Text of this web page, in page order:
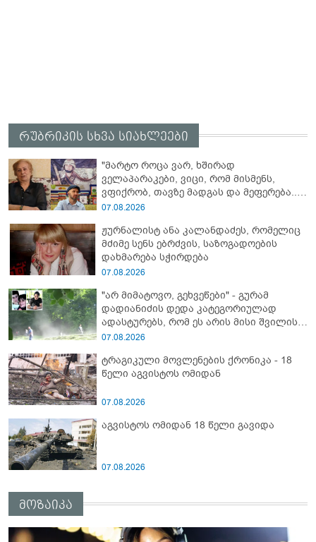
რუბრიკის სხვა სიახლეები
"მარტო როცა ვარ, ხშირად
ველაპარაკები, ვიცი, რომ მისმენს,
ვფიქრობ, თავზე მადგას და მეფერება...“
- გიორგი კეკელიძე გმირი ანწუხელიძის
მონათხრობს აქვეყნებს
07.08.2026
ჟურნალისტ ანა კალანდაძეს, რომელიც
მძიმე სენს ებრძვის, საზოგადოების
დახმარება სჭირდება
07.08.2026
"არ მიმატოვო, გეხვეწები" - გუ­რა­მ
დადიანიძის დედა კა­ტე­გო­რი­უ­ლად
ადას­ტუ­რებს, რომ ეს არის მისი შვი­ლის
ხმა
07.08.2026
ტრაგიკული მოვლენების ქრონიკა - 18
წელი აგვისტოს ომიდან
07.08.2026
აგვისტოს ომიდან 18 წელი გავიდა
07.08.2026
მოზაიკა